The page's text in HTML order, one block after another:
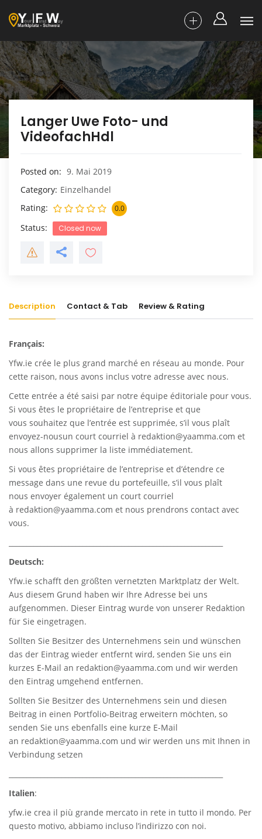
Langer Uwe Foto- und
VideofachHdl
Posted on
9. Mai 2019
Category Einzelhandel
Rating
0.0
Status Closed now
Description Contact & Tab Review & Rating
Français:
Yfw.ie crée le plus grand marché en réseau au monde. Pour
cette raison, nous avons inclus votre adresse avec nous.
Cette entrée a été saisi par notre équipe éditoriale pour vous.
Si vous êtes le propriétaire de l’entreprise et que
vous souhaitez que l’entrée est supprimée, s’il vous plaît
envoyez-nousun court courriel à redaktion@yaamma.com et
nous allons supprimer la liste immédiatement.
Si vous êtes propriétaire de l’entreprise et d’étendre ce
message dans une revue du portefeuille, s’il vous plaît
nous envoyer également un court courriel
à redaktion@yaamma.com et nous prendrons contact avec
vous.
Deutsch:
Yfw.ie schafft den größten vernetzten Marktplatz der Welt.
Aus diesem Grund haben wir Ihre Adresse bei uns
aufgenommen. Dieser Eintrag wurde von unserer Redaktion
für Sie eingetragen.
Sollten Sie Besitzer des Unternehmens sein und wünschen
das der Eintrag wieder entfernt wird, senden Sie uns ein
kurzes E-Mail an redaktion@yaamma.com und wir werden
den Eintrag umgehend entfernen.
Sollten Sie Besitzer des Unternehmens sein und diesen
Beitrag in einen Portfolio-Beitrag erweitern möchten, so
senden Sie uns ebenfalls eine kurze E-Mail
an redaktion@yaamma.com und wir werden uns mit Ihnen in
Verbindung setzen
Italien:
yfw.ie crea il più grande mercato in rete in tutto il mondo. Per
questo motivo, abbiamo incluso l’indirizzo con noi.